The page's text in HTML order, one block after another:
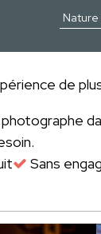
de
photographe
Sans